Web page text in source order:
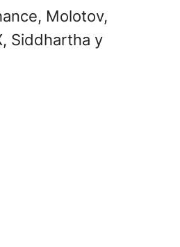
Molotov,
Siddhartha y